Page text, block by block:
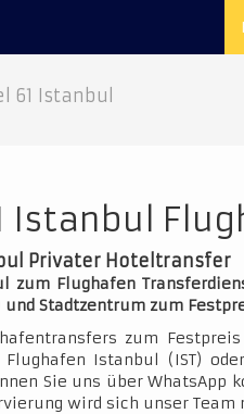
61 Istanbul
Istanbul
Privater Hoteltransfer
zum Flughafen
und Stadtzentrum zum
zum
Istanbul (IST)
Sie uns über
wird sich unser